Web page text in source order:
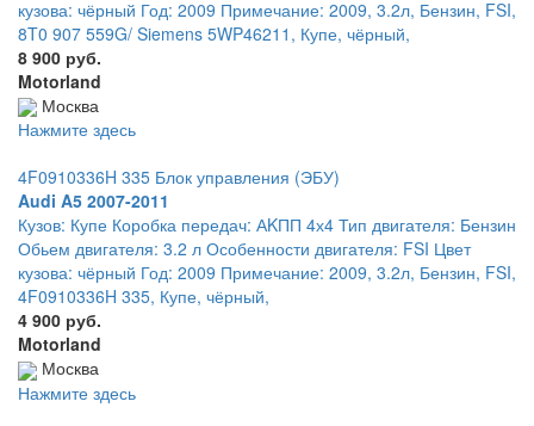
кузова: чёрный Год: 2009 Примечание: 2009, 3.2л, Бензин, FSI,
8T0 907 559G/ Siemens 5WP46211, Купе, чёрный,
8 900 руб.
Motorland
Москва
Нажмите здесь
4F0910336H 335 Блок управления (ЭБУ)
Audi A5 2007-2011
Кузов: Купе Коробка передач: АKПП 4х4 Тип двигателя: Бензин
Обьем двигателя: 3.2 л Особенности двигателя: FSI Цвет
кузова: чёрный Год: 2009 Примечание: 2009, 3.2л, Бензин, FSI,
4F0910336H 335, Купе, чёрный,
4 900 руб.
Motorland
Москва
Нажмите здесь